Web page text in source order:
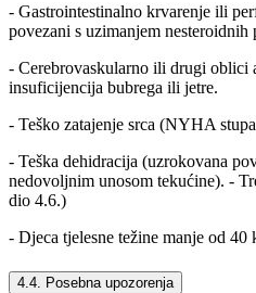
- Gastrointestinalno krvarenje ili
povezani s uzimanjem
- Cerebrovaskularno ili drugi oblici
insuficijencija bubrega ili jetre.
- Teško zatajenje srca (NYHA
- Teška dehidracija (uzrokovana
nedovoljnim unosom tekućine). -
dio 4.6.)
- Djeca tjelesne težine manje od
4.4. Posebna upozorenja